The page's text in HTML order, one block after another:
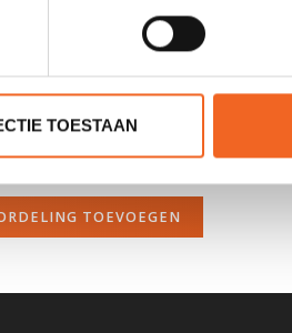
TOESTAAN
TOEVOEGEN